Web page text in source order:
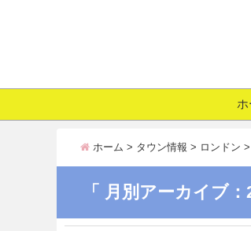
ホ
ホーム > タウン情報 > ロンドン >
「 月別アーカイブ